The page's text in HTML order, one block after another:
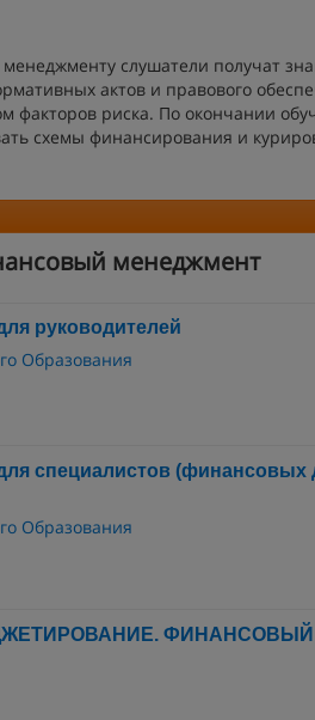
слушатели получат
актов и правового
факторов риска. По окончании
схемы финансирования и
менеджмент
руководителей
Образования
специалистов (финансовых
Образования
ФИНАНСОВЫЙ